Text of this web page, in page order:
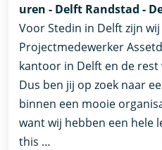
uren - Delft Randstad -
Voor Stedin in Delft zijn
Projectmedewerker
kantoor in Delft en de rest
Dus ben jij op zoek naar
binnen een mooie
want wij hebben een hele
this …